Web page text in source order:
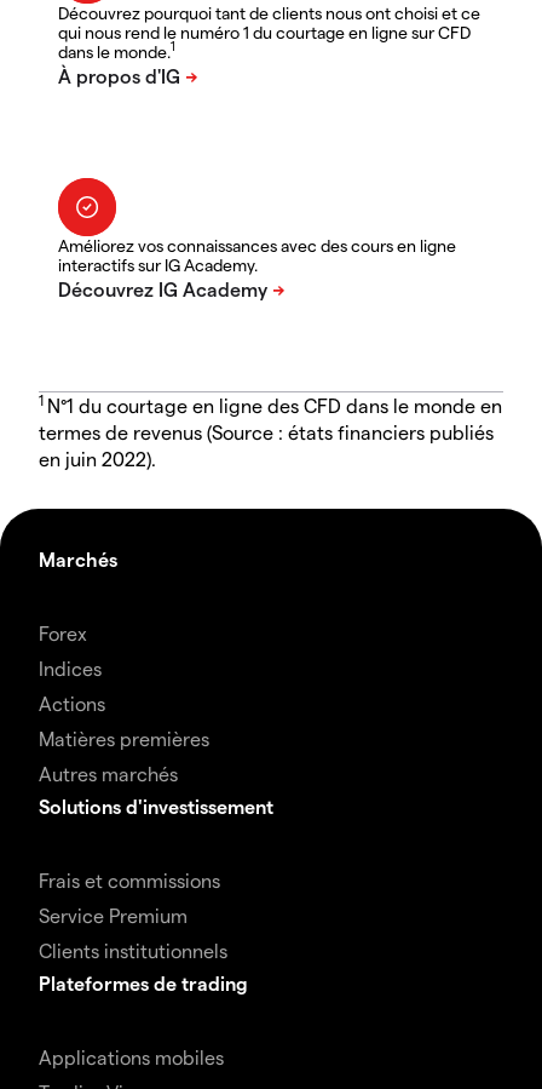
Découvrez pourquoi tant de clients nous ont choisi et ce
qui nous rend le numéro 1 du courtage en ligne sur CFD
dans le monde.1
Améliorez vos connaissances avec des cours en ligne
interactifs sur IG Academy.
1 N°1 du courtage en ligne des CFD dans le monde en
termes de revenus (Source : états financiers publiés
en juin 2022).
Marchés
Forex
Indices
Actions
Matières premières
Autres marchés
Solutions d'investissement
Frais et commissions
Service Premium
Clients institutionnels
Plateformes de trading
Applications mobiles